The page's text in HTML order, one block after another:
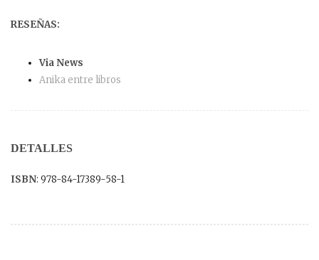
RESEÑAS:
Via News
Anika entre libros
DETALLES
ISBN: 978-84-17389-58-1